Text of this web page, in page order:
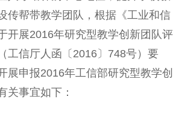
传帮带教学团队，根据《工业和信
开展2016年研究型教学创新团队评
工信厅人函〔2016〕748号）要
展申报2016年工信部研究型教学创
关事宜如下：